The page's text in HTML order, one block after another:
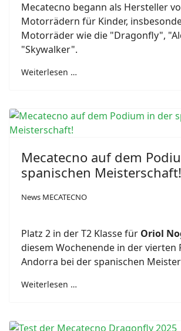
Mecatecno begann als Hersteller
Motorrädern für Kinder,
Motorräder wie die "Dragonfly",
"Skywalker".
Weiterlesen …
Mecatecno auf dem
spanischen Meisterschaft!
News MECATECNO
Platz 2 in der T2 Klasse für Oriol
diesem Wochenende in der vierten
Andorra bei der spanischen
Weiterlesen …